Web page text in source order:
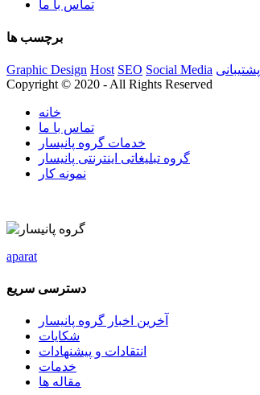
تماس با ما
برچسب ها
Graphic Design Host SEO Social Media پشتیبانی
Copyright © 2020 - All Rights Reserved
خانه
تماس با ما
خدمات گروه پانیسار
گروه تبلیغاتی اینترنتی پانیسار
نمونه کار
aparat
دسترسی سریع
آخرین اخبار گروه پانیسار
شکایات
انتقادات و پیشنهادات
خدمات
مقاله ها